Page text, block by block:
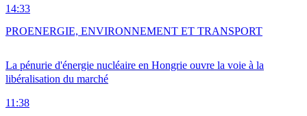
14:33
La pénurie d'énergie nucléaire en Hongrie ouvre la voie à la
libéralisation du marché
11:38
PROENERGIE, ENVIRONNEMENT ET TRANSPORT